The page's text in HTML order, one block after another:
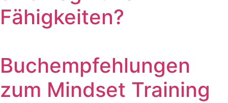
Fähigkeiten?
Buchempfehlungen
zum Mindset Training